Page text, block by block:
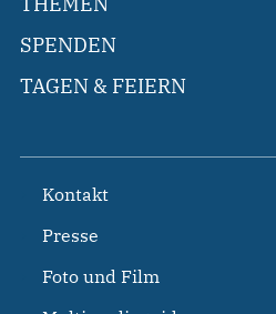
SPENDEN
TAGEN & FEIERN
Kontakt
Presse
Foto und Film